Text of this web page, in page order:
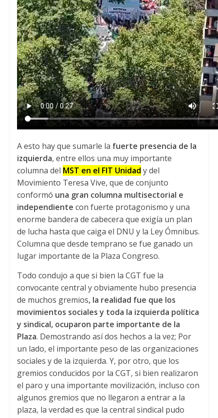
A esto hay que sumarle la fuerte presencia de la
izquierda, entre ellos una muy importante
columna del MST en el FIT Unidad y del
Movimiento Teresa Vive, que de conjunto
conformó una gran columna multisectorial e
independiente con fuerte protagonismo y una
enorme bandera de cabecera que exigía un plan
de lucha hasta que caiga el DNU y la Ley Ómnibus.
Columna que desde temprano se fue ganado un
lugar importante de la Plaza Congreso.
Todo condujo a que si bien la CGT fue la
convocante central y obviamente hubo presencia
de muchos gremios, la realidad fue que los
movimientos sociales y toda la izquierda política
y sindical, ocuparon parte importante de la
Plaza. Demostrando así dos hechos a la vez; Por
un lado, el importante peso de las organizaciones
sociales y de la izquierda. Y, por otro, que los
gremios conducidos por la CGT, si bien realizaron
el paro y una importante movilización, incluso con
algunos gremios que no llegaron a entrar a la
plaza, la verdad es que la central sindical pudo